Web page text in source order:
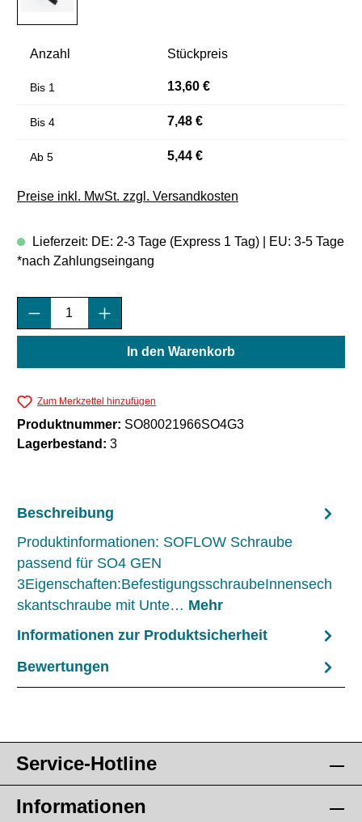
Anzahl Stückpreis
Bis 1 13,60 €
Bis 4 7,48 €
Ab 5 5,44 €
Preise inkl. MwSt. zzgl. Versandkosten
Lieferzeit: DE: 2-3 Tage (Express 1 Tag) | EU: 3-5 Tage
*nach Zahlungseingang
Produkt Anzahl: Gib den gewünschten
In den Warenkorb
Zum Merkzettel hinzufügen
Produktnummer: SO80021966SO4G3
Lagerbestand: 3
Beschreibung
Produktinformationen: SOFLOW Schraube
passend für SO4 GEN
3Eigenschaften:BefestigungsschraubeInnensech
skantschraube mit Unte… Mehr
Informationen zur Produktsicherheit
Bewertungen
Service-Hotline
Informationen